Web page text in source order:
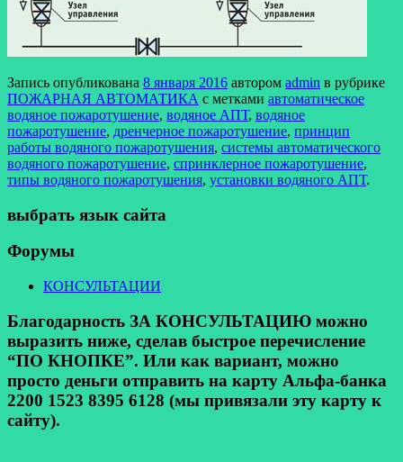
Запись опубликована 8 января 2016 автором admin в рубрике
ПОЖАРНАЯ АВТОМАТИКА с метками автоматическое
водяное пожаротушение, водяное АПТ, водяное
пожаротушение, дренчерное пожаротушение, принцип
работы водяного пожаротушения, системы автоматического
водяного пожаротушение, спринклерное пожаротушение,
типы водяного пожаротушения, установки водяного АПТ.
выбрать язык сайта
Форумы
КОНСУЛЬТАЦИИ
Благодарность ЗА КОНСУЛЬТАЦИЮ можно
выразить ниже, сделав быстрое перечисление
“ПО КНОПКЕ”. Или как вариант, можно
просто деньги отправить на карту Альфа-банка
2200 1523 8395 6128 (мы привязали эту карту к
сайту).